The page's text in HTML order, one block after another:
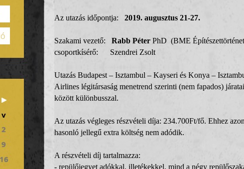
v
2
9
16
Az utazás időpontja: 2019. augusztus 21-27.
Szakami vezető: Rabb PéterPhD (BME
csoportkísérő: Szendrei Zsolt
Utazás Budapest – Isztambul – Kayseri és Konya –
Airlines légitársaság menetrend szerinti (nem fapados)
között különbusszal.
Az utazás végleges részvételi díja: 234.700Ft/fő. Ehhez
hasonló jellegű extra költség nem adódik.
A részvételi díj tartalmazza:
- repülőjegyet adókkal, illetékekkel, mind a négy